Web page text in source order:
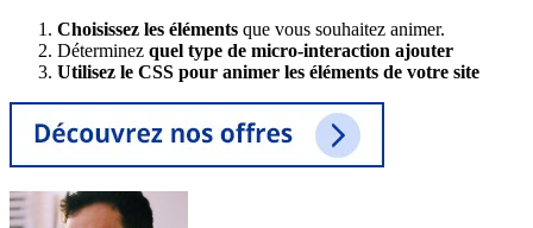
Choisissez les éléments que vous souhaitez animer.
Déterminez quel type de micro-interaction ajouter
Utilisez le CSS pour animer les éléments de votre site